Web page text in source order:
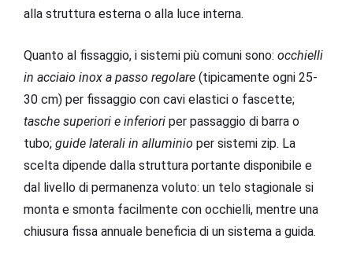
alla struttura esterna o alla luce interna.
Quanto al fissaggio, i sistemi più comuni sono: occhielli
in acciaio inox a passo regolare (tipicamente ogni 25-
30 cm) per fissaggio con cavi elastici o fascette;
tasche superiori e inferiori per passaggio di barra o
tubo; guide laterali in alluminio per sistemi zip. La
scelta dipende dalla struttura portante disponibile e
dal livello di permanenza voluto: un telo stagionale si
monta e smonta facilmente con occhielli, mentre una
chiusura fissa annuale beneficia di un sistema a guida.